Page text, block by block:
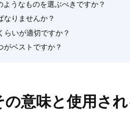
うなものを選ぶべきですか？
なりませんか？
らいが適切ですか？
ベストですか？
意味と使用さ